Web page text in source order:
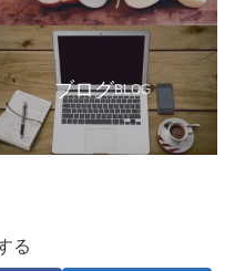
ブログBLOG
る